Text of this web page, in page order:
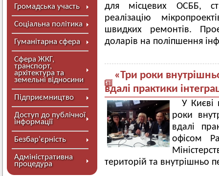
Громадська участь
Соціальна політика
Гуманітарна сфера
Сфера ЖКГ,
транспорт,
архітектура та
земельні відносини
Підприємництво
Доступ до публічної
інформації
Безбар’єрність
Адміністративна
процедура
для місцевих ОСББ,
реалізацію
швидких ремонтів.
доларів на поліпшення
«Три роки
вдалі практики
У Києві
роки
вдалі
офісом
територій та внутрішньо